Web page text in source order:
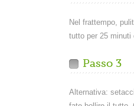
Nel frattempo,
tutto per 25 minuti
Passo 3
Alternativa: